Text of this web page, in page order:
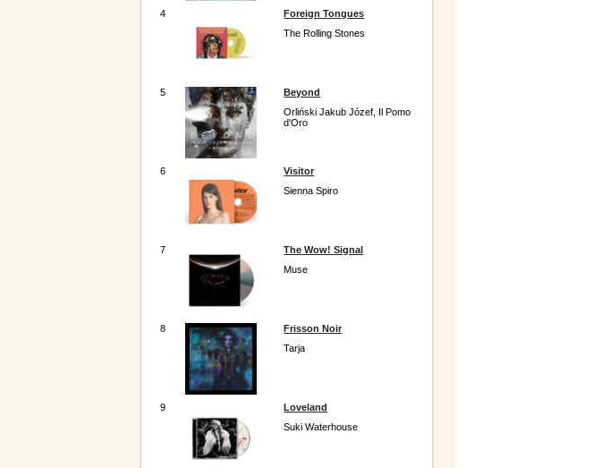
4
Foreign Tongues
The Rolling Stones
5
Beyond
Orliński Jakub Józef, Il Pomo
d'Oro
6
Visitor
Sienna Spiro
7
The Wow! Signal
Muse
8
Frisson Noir
Tarja
9
Loveland
Suki Waterhouse